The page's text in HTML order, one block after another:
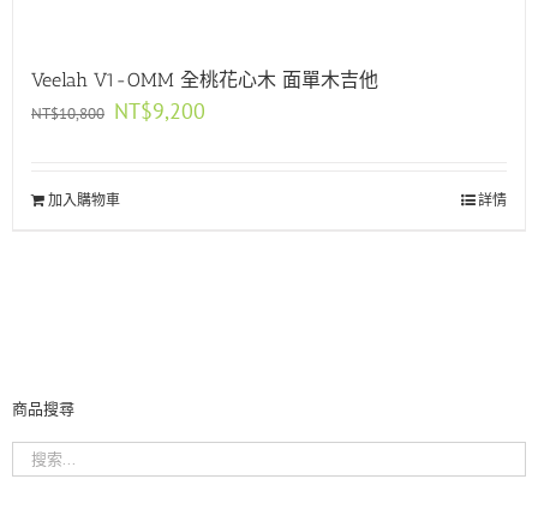
Veelah V1-OMM 全桃花心木 面單木吉他
NT$10,800 原
NT$10,800。
NT$9,200
加入購物車 詳情
商品搜尋